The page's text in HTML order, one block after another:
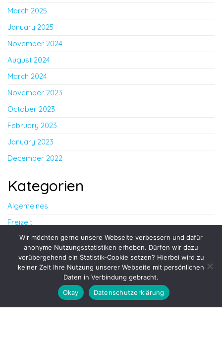
March 2025
January 2025
November 2024
August 2024
March 2024
November 2023
October 2023
February 2023
January 2023
December 2022
Kategorien
Algemeines
Freizeit
Leben
Lebensstil
Proudly powered byWordPress |Theme:Envo Blog
Wir möchten gerne unsere Webseite verbessern und dafür
anonyme Nutzungsstatistiken erheben. Dürfen wir dazu
vorübergehend ein Statistik-Cookie setzen? Hierbei wird zu
keiner Zeit Ihre Nutzung unserer Webseite mit persönlichen
Daten in Verbindung gebracht.
Okay
Datenschutzerklärung